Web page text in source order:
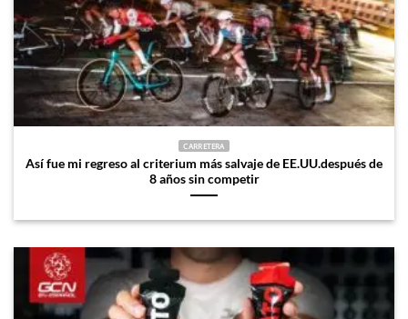
CARRETERA
Así fue mi regreso al criterium más salvaje de EE.UU.después de
8 años sin competir